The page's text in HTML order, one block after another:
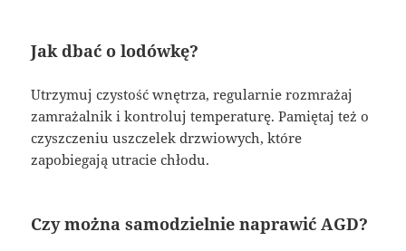
Jak dbać o lodówkę?
Utrzymuj czystość wnętrza, regularnie rozmrażaj
zamrażalnik i kontroluj temperaturę. Pamiętaj też o
czyszczeniu uszczelek drzwiowych, które
zapobiegają utracie chłodu.
Czy można samodzielnie naprawić AGD?